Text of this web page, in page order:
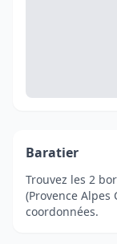
Baratier
Trouvez les 2
(Provence Alpes
coordonnées.